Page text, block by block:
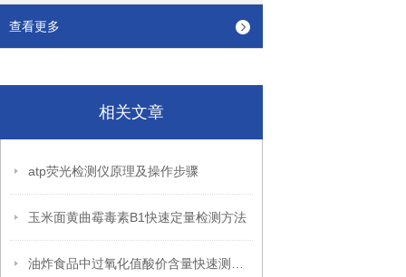
查看更多
相关文章
atp荧光检测仪原理及操作步骤
玉米面黄曲霉毒素B1快速定量检测方法